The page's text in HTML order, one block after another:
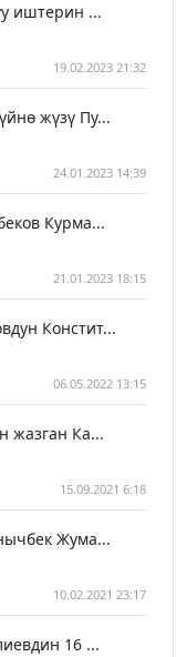
иштерин ...
19.02.2023 21:32
жүзү Пу...
24.01.2023 14:39
Курма...
21.01.2023 18:15
Констит...
06.05.2022 13:15
жазган Ка...
15.09.2021 6:18
Жума...
10.02.2021 23:17
16 ...